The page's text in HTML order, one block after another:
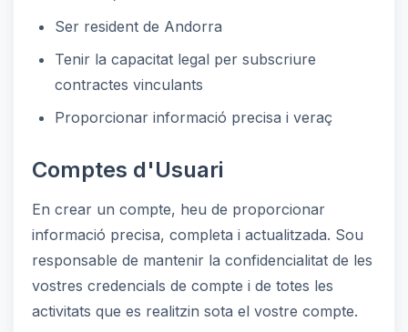
Ser resident de Andorra
Tenir la capacitat legal per subscriure
contractes vinculants
Proporcionar informació precisa i veraç
Comptes d'Usuari
En crear un compte, heu de proporcionar
informació precisa, completa i actualitzada. Sou
responsable de mantenir la confidencialitat de les
vostres credencials de compte i de totes les
activitats que es realitzin sota el vostre compte.